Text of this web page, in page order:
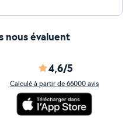
nous évaluent
4,6/5
Calculé à partir de 66000 avis